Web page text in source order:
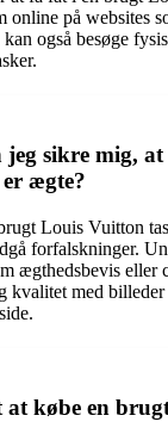
online på websites
også besøge
sikre mig,
ægte?
Louis Vuitton
forfalskninger.
ægthedsbevis eller
kvalitet med
at købe en